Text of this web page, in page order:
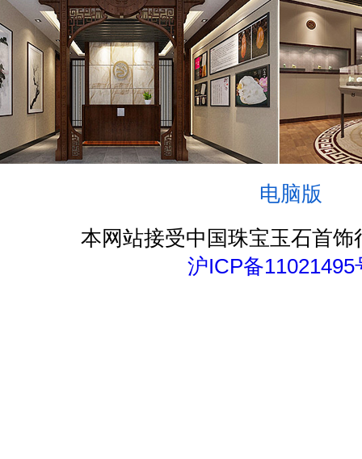
电脑版
本网站接受中国珠宝玉石首饰
沪ICP备11021495